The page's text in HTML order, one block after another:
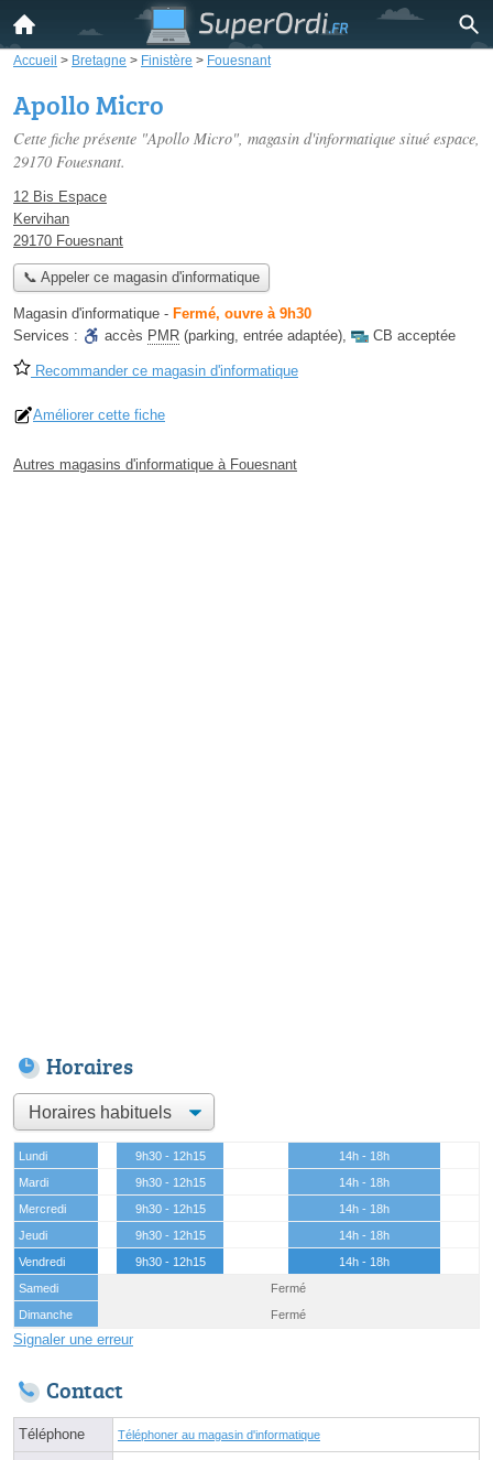
Accueil > Bretagne > Finistère > Fouesnant
Apollo Micro
Cette fiche présente "Apollo Micro", magasin d'informatique situé espace,
29170 Fouesnant.
12 Bis Espace
Kervihan
29170 Fouesnant
📞 Appeler ce magasin d'informatique
Magasin d'informatique - Fermé, ouvre à 9h30
Services :
accès PMR (parking, entrée adaptée), CB acceptée
Recommander ce magasin d'informatique
Améliorer cette fiche
Autres magasins d'informatique à Fouesnant
Horaires
Lundi 9h30 - 12h15
14h - 18h
Mardi
9h30 - 12h15
14h - 18h
Mercredi
9h30 - 12h15
14h - 18h
Jeudi
9h30 - 12h15
14h - 18h
Vendredi
9h30 - 12h15
14h - 18h
Samedi
Fermé
Dimanche
Fermé
Signaler une erreur
Contact
Téléphone Téléphoner au magasin d'informatique